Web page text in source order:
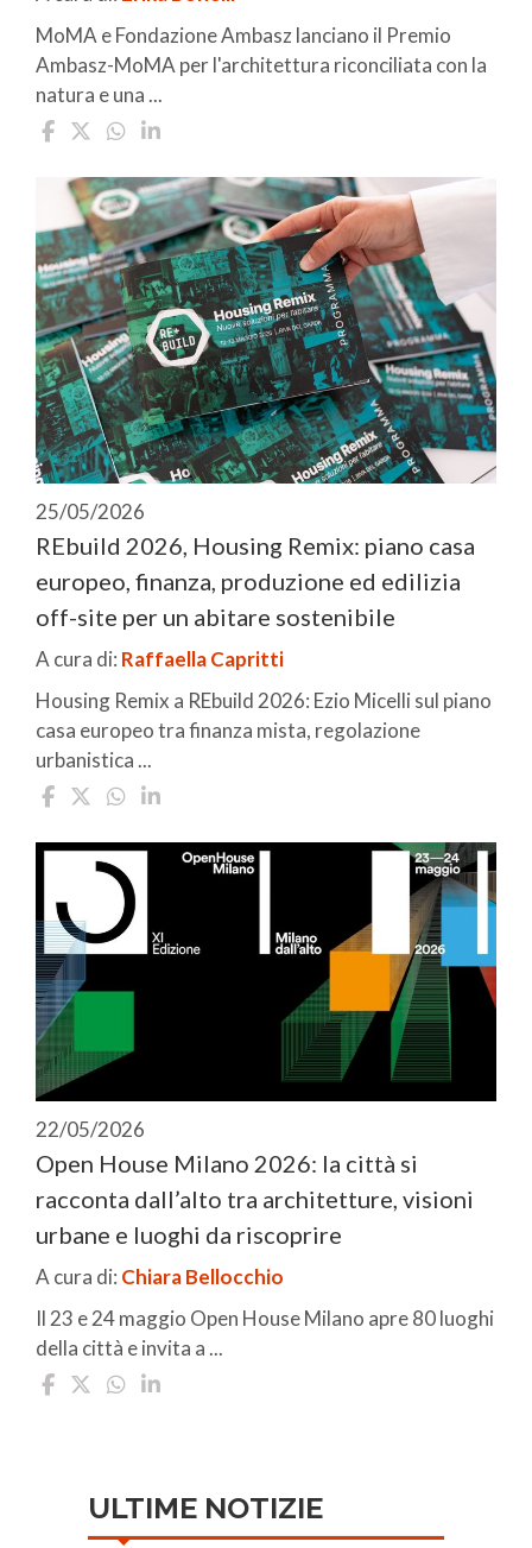
MoMA e Fondazione Ambasz lanciano il Premio
Ambasz-MoMA per l'architettura riconciliata con la
natura e una ...
25/05/2026
REbuild 2026, Housing Remix: piano casa
europeo, finanza, produzione ed edilizia
off-site per un abitare sostenibile
A cura di: Raffaella Capritti
Housing Remix a REbuild 2026: Ezio Micelli sul piano
casa europeo tra finanza mista, regolazione
urbanistica ...
22/05/2026
Open House Milano 2026: la città si
racconta dall’alto tra architetture, visioni
urbane e luoghi da riscoprire
A cura di: Chiara Bellocchio
Il 23 e 24 maggio Open House Milano apre 80 luoghi
della città e invita a ...
ULTIME NOTIZIE